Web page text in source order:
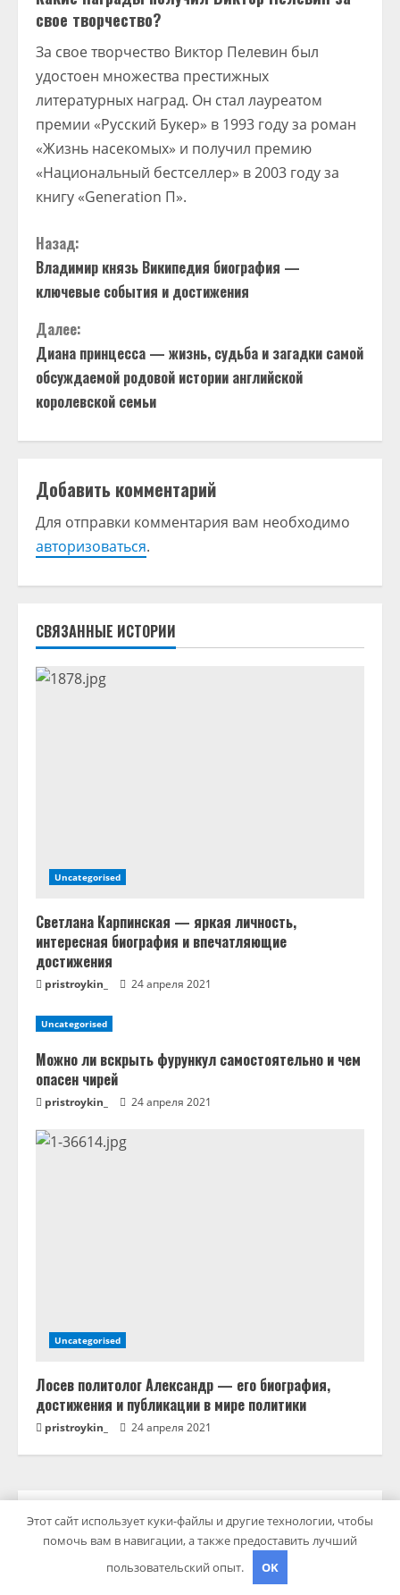
свое творчество?
За свое творчество Виктор Пелевин был
удостоен множества престижных
литературных наград. Он стал лауреатом
премии «Русский Букер» в 1993 году за роман
«Жизнь насекомых» и получил премию
«Национальный бестселлер» в 2003 году за
книгу «Generation П».
П
р
о
д
о
л
ж
и
т
ь
ч
т
Назад:
Владимир князь Википедия биография —
ключевые события и достижения
Далее:
Диана принцесса — жизнь, судьба и загадки самой
обсуждаемой родовой истории английской
королевской семьи
Добавить комментарий
Для отправки комментария вам необходимо
авторизоваться.
СВЯЗАННЫЕ ИСТОРИИ
Uncategorised
Светлана Карпинская — яркая личность,
интересная биография и впечатляющие
достижения
pristroykin_ 24 апреля 2021
Uncategorised
Можно ли вскрыть фурункул самостоятельно и чем
опасен чирей
pristroykin_ 24 апреля 2021
Uncategorised
Лосев политолог Александр — его биография,
достижения и публикации в мире политики
pristroykin_ 24 апреля 2021
ПОИСК
Этот сайт использует куки-файлы и другие технологии, чтобы
помочь вам в навигации, а также предоставить лучший
пользовательский опыт.
OK